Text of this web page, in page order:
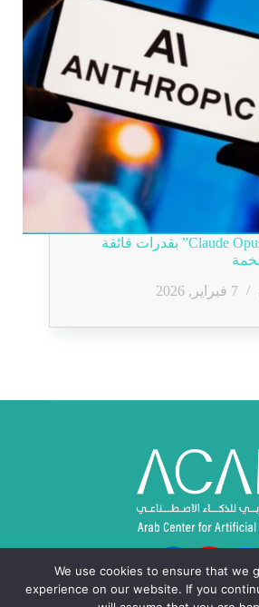
أنثروبيك تطلق “Claude Opus 4.6” بقدرات فائقة
7 فبراير, 2026
We use cookies to ensure that we
experience on our website. If you